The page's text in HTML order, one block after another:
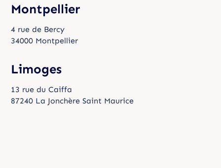
Montpellier
4 rue de Bercy
34000 Montpellier
Limoges
13 rue du Caiffa
87240 La Jonchère Saint Maurice